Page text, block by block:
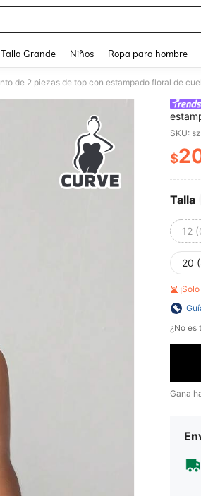
Talla Grande Niños Ropa para hombre
maxi
SKU:
$
Talla
12
20
¿No es
Gana